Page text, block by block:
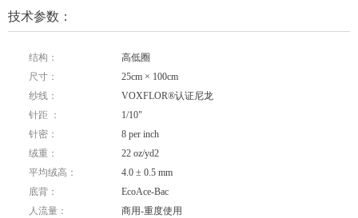
技术参数：
结构：
高低圈
尺寸：
25cm × 100cm
纱线：
VOXFLOR®认证尼龙
针距 ：
1/10"
针密：
8 per inch
绒重：
22 oz/yd2
平均绒高：
4.0 ± 0.5 mm
底背：
EcoAce-Bac
人流量：
商用-重度使用